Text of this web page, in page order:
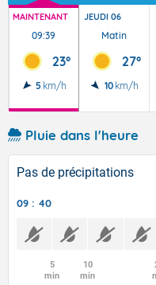
MAINTENANT
09:39
23°
5 km/h
JEUDI 06
Matin
27°
10 km/h
Pluie dans l'heure
Pas de précipitations
09 : 40
5
min
10
min